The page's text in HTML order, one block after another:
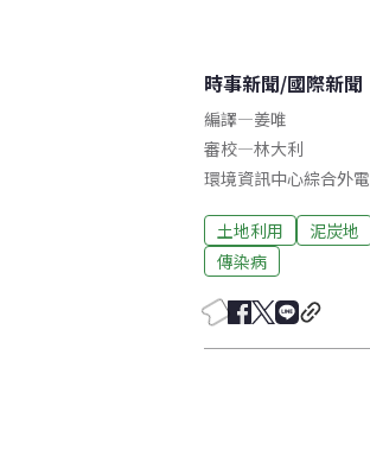
時事新聞/國際新聞
編譯—姜唯
審校—林大利
環境資訊中心綜合外電
土地利用
泥炭地
傳染病